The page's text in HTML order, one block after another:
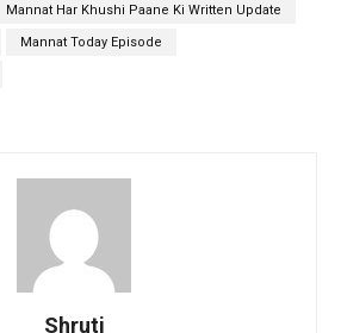
Mannat Har Khushi Paane Ki Written Update
Mannat Today Episode
Shruti